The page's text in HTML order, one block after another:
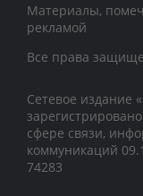
Материалы,
рекламой
Все права
Сетевое издание
сфере связи,
коммуникаций
74283